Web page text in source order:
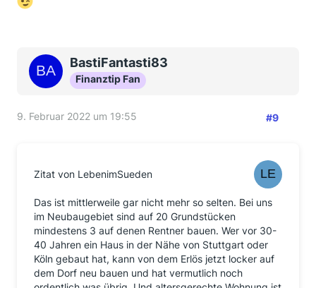
BastiFantasti83
Finanztip Fan
9. Februar 2022 um 19:55 #9
Zitat von LebenimSueden
Das ist mittlerweile gar nicht mehr so selten. Bei uns
im Neubaugebiet sind auf 20 Grundstücken
mindestens 3 auf denen Rentner bauen. Wer vor 30-
40 Jahren ein Haus in der Nähe von Stuttgart oder
Köln gebaut hat, kann von dem Erlös jetzt locker auf
dem Dorf neu bauen und hat vermutlich noch